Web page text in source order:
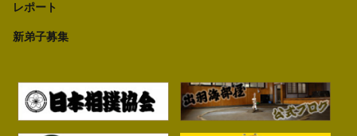
レポート
新弟子募集